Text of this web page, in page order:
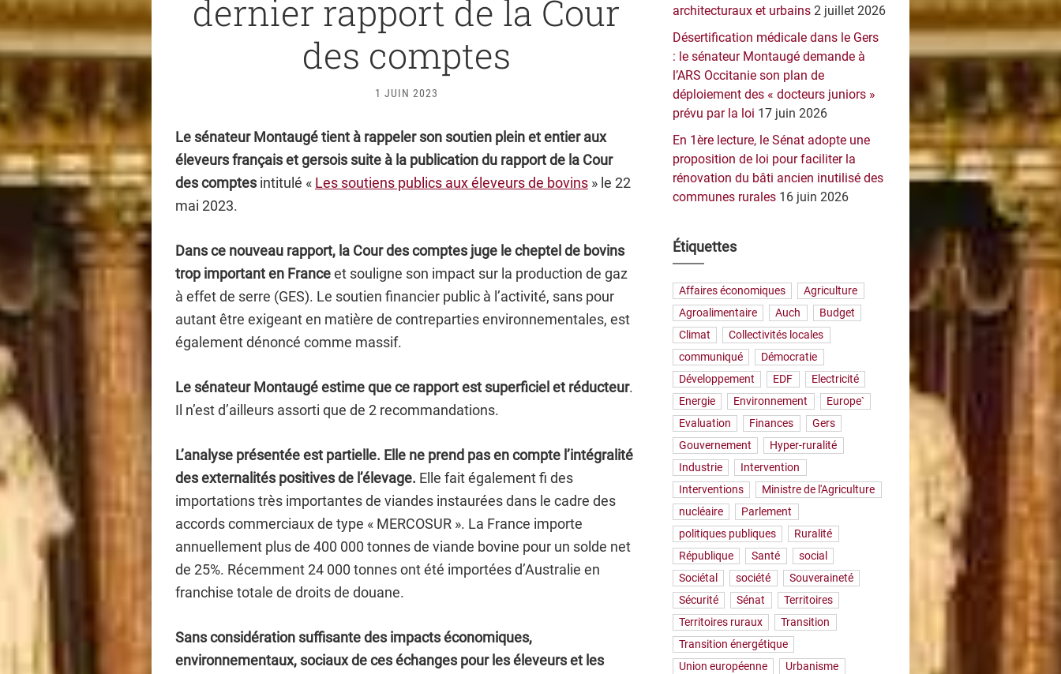
dernier rapport de la Cour
des comptes
1 JUIN 2023
Le sénateur Montaugé tient à rappeler son soutien plein et entier aux
éleveurs français et gersois suite à la publication du rapport de la Cour
des comptes intitulé « Les soutiens publics aux éleveurs de bovins » le 22
mai 2023.
Dans ce nouveau rapport, la Cour des comptes juge le cheptel de bovins
trop important en Franceet souligne son impact sur la production de gaz
à effet de serre (GES). Le soutien financier public à l’activité, sans pour
autant être exigeant en matière de contreparties environnementales, est
également dénoncé comme massif.
Le sénateur Montaugé estimequece rapport est superficiel et réducteur.
Il n’est d’ailleurs assorti que de 2 recommandations.
L’analyse présentée est partielle. Elle ne prend pas en compte l’intégralité
des externalités positives de l’élevage. Elle fait également fi des
importations très importantes de viandes instaurées dans le cadre des
accords commerciaux de type « MERCOSUR ». La France importe
annuellement plus de 400 000 tonnes de viande bovine pour un solde net
de 25%. Récemment 24 000 tonnes ont été importées d’Australie en
franchise totale de droits de douane.
Sans considération suffisante des impacts économiques,
environnementaux, sociaux de ces échanges pour les éleveurs et les
architecturaux et urbains 2 juillet 2026
Désertification médicale dans le Gers
: le sénateur Montaugé demande à
l’ARS Occitanie son plan de
déploiement des « docteurs juniors »
prévu par la loi 17 juin 2026
En 1ère lecture, le Sénat adopte une
proposition de loi pour faciliter la
rénovation du bâti ancien inutilisé des
communes rurales 16 juin 2026
Étiquettes
Affaires économiques
Agriculture
Agroalimentaire
Auch
Budget
Climat
Collectivités locales
communiqué
Démocratie
Développement
EDF
Electricité
Energie
Environnement
Europe`
Evaluation
Finances
Gers
Gouvernement
Hyper-ruralité
Industrie
Intervention
Interventions
Ministre de l'Agriculture
nucléaire
Parlement
politiques publiques
Ruralité
République
Santé
social
Sociétal
société
Souveraineté
Sécurité
Sénat
Territoires
Territoires ruraux
Transition
Transition énergétique
Union européenne
Urbanisme